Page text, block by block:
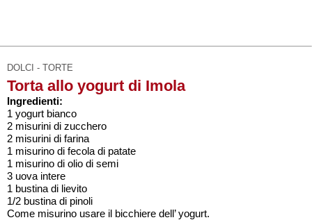
DOLCI - TORTE
Torta allo yogurt di Imola
Ingredienti:
1 yogurt bianco
2 misurini di zucchero
2 misurini di farina
1 misurino di fecola di patate
1 misurino di olio di semi
3 uova intere
1 bustina di lievito
1/2 bustina di pinoli
Come misurino usare il bicchiere dell’ yogurt.